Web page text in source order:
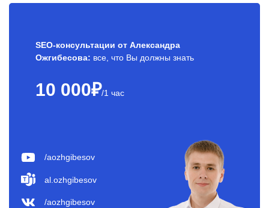
SEO-консультации от Александра
Ожгибесова: все, что Вы должны знать
10 000₽/1 час
/aozhgibesov
al.ozhgibesov
/aozhgibesov